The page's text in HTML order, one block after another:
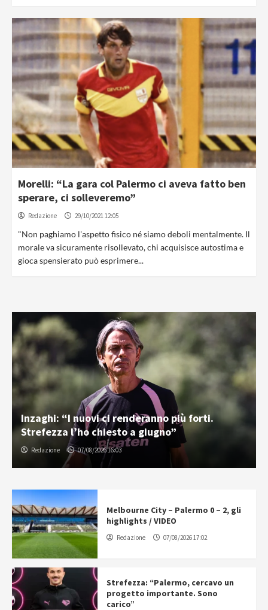
Morelli: “La gara col Palermo ci aveva fatto ben
sperare, ci solleveremo”
Redazione 29/10/2021 12:05
"Non paghiamo l'aspetto fisico né siamo deboli mentalmente. Il
morale va sicuramente risollevato, chi acquisisce autostima e
gioca spensierato può esprimere...
Inzaghi: “I nuovi ci renderanno più forti.
Strefezza l’ho chiesto a giugno”
Redazione 07/08/2026 16:03
Melbourne City – Palermo 0 – 2, gli
highlights / VIDEO
Redazione 07/08/2026 17:02
Strefezza: “Palermo, cercavo un
progetto importante. Sono
carico”